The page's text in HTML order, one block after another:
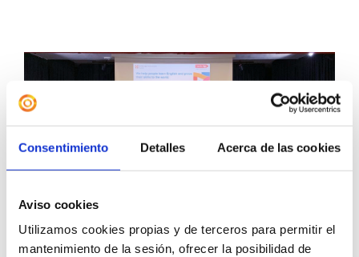
Consentimiento Detalles Acerca de las cookies
Aviso cookies
Utilizamos cookies propias y de terceros para permitir el
mantenimiento de la sesión, ofrecer la posibilidad de
3rd Cambridge Certificate